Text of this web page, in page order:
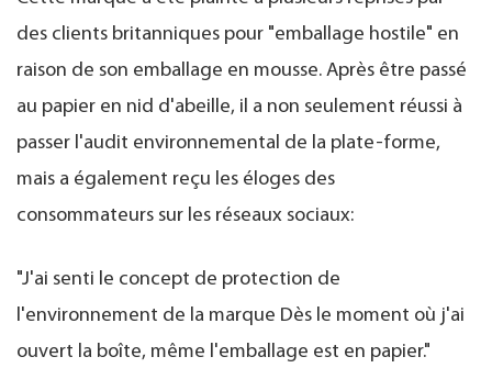
des clients britanniques pour "emballage hostile" en
raison de son emballage en mousse. Après être passé
au papier en nid d'abeille, il a non seulement réussi à
passer l'audit environnemental de la plate-forme,
mais a également reçu les éloges des
consommateurs sur les réseaux sociaux:
"J'ai senti le concept de protection de
l'environnement de la marque Dès le moment où j'ai
ouvert la boîte, même l'emballage est en papier."